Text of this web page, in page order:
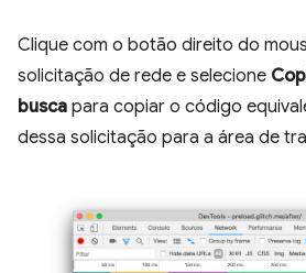
Clique com o botão direito do
solicitação de rede e selecione
busca para copiar o código
dessa solicitação para a área de